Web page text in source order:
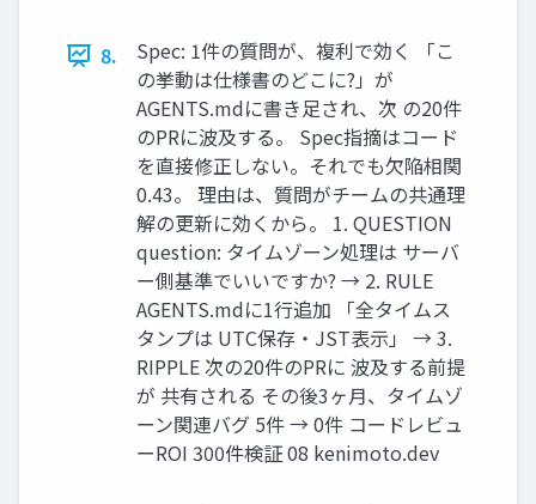
8.
Spec: 1件の質問が、複利で効く 「こ
の挙動は仕様書のどこに?」が
AGENTS.mdに書き足され、次 の20件
のPRに波及する。 Spec指摘はコード
を直接修正しない。それでも欠陥相関
0.43。 理由は、質問がチームの共通理
解の更新に効くから。 1. QUESTION
question: タイムゾーン処理は サーバ
ー側基準でいいですか? → 2. RULE
AGENTS.mdに1行追加 「全タイムス
タンプは UTC保存・JST表示」 → 3.
RIPPLE 次の20件のPRに 波及する前提
が 共有される その後3ヶ月、タイムゾ
ーン関連バグ 5件 → 0件 コードレビュ
ーROI 300件検証 08 kenimoto.dev